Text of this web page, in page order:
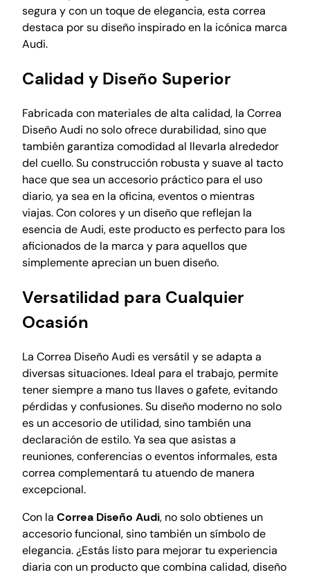
e
l
p
a
r
a
l
l
a
v
e
s
o
g
a
f
e
t
c
a
n
t
i
d
a
d
segura y con un toque de elegancia, esta correa
destaca por su diseño inspirado en la icónica marca
Audi.
Calidad y Diseño Superior
Fabricada con materiales de alta calidad, la Correa
Diseño Audi no solo ofrece durabilidad, sino que
también garantiza comodidad al llevarla alrededor
del cuello. Su construcción robusta y suave al tacto
hace que sea un accesorio práctico para el uso
diario, ya sea en la oficina, eventos o mientras
viajas. Con colores y un diseño que reflejan la
esencia de Audi, este producto es perfecto para los
aficionados de la marca y para aquellos que
simplemente aprecian un buen diseño.
Versatilidad para Cualquier
Ocasión
La Correa Diseño Audi es versátil y se adapta a
diversas situaciones. Ideal para el trabajo, permite
tener siempre a mano tus llaves o gafete, evitando
pérdidas y confusiones. Su diseño moderno no solo
es un accesorio de utilidad, sino también una
declaración de estilo. Ya sea que asistas a
reuniones, conferencias o eventos informales, esta
correa complementará tu atuendo de manera
excepcional.
Con la Correa Diseño Audi, no solo obtienes un
accesorio funcional, sino también un símbolo de
elegancia. ¿Estás listo para mejorar tu experiencia
diaria con un producto que combina calidad, diseño